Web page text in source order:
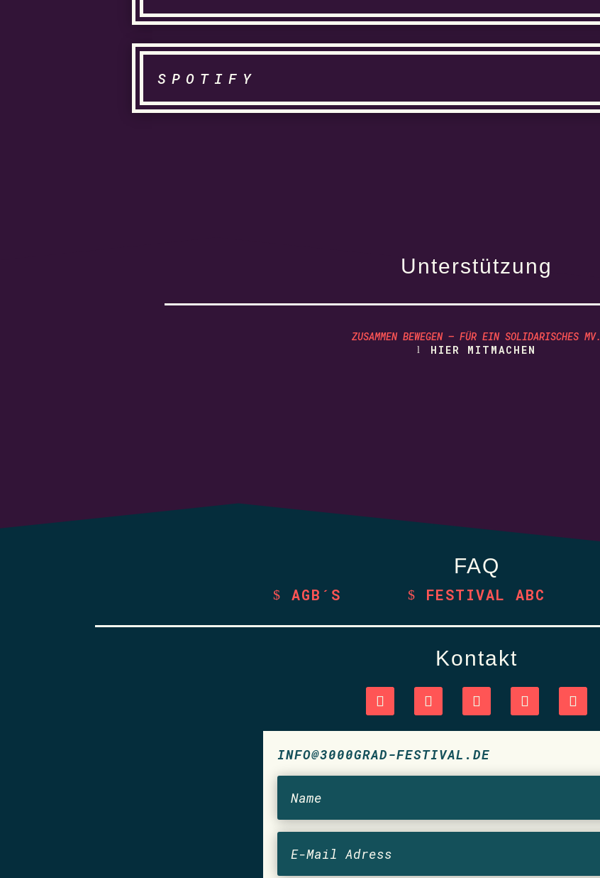
SPOTIFY
Unterstützung
ZUSAMMEN BEWEGEN – FÜR EIN SOLIDARISCHES MV.
HIER MITMACHEN
FAQ
AGB´S FESTIVAL ABC
Kontakt
INFO@3000GRAD-FESTIVAL.DE